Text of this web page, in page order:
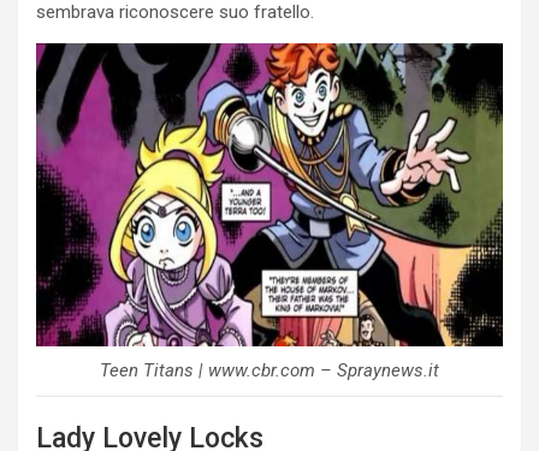
sembrava riconoscere suo fratello.
Teen Titans | www.cbr.com – Spraynews.it
Lady Lovely Locks